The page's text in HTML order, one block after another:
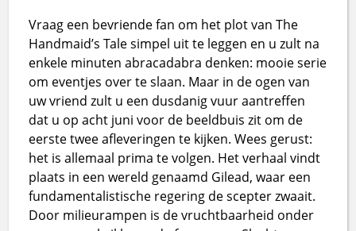
Vraag een bevriende fan om het plot van The
Handmaid’s Tale simpel uit te leggen en u zult na
enkele minuten abracadabra denken: mooie serie
om eventjes over te slaan. Maar in de ogen van
uw vriend zult u een dusdanig vuur aantreffen
dat u op acht juni voor de beeldbuis zit om de
eerste twee afleveringen te kijken. Wees gerust:
het is allemaal prima te volgen. Het verhaal vindt
plaats in een wereld genaamd Gilead, waar een
fundamentalistische regering de scepter zwaait.
Door milieurampen is de vruchtbaarheid onder